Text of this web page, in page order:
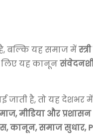
बल्कि यह समाज में
लिए यह कानून
जाती है, तो यह
मीडिया और
कानून, समाज सुधार,